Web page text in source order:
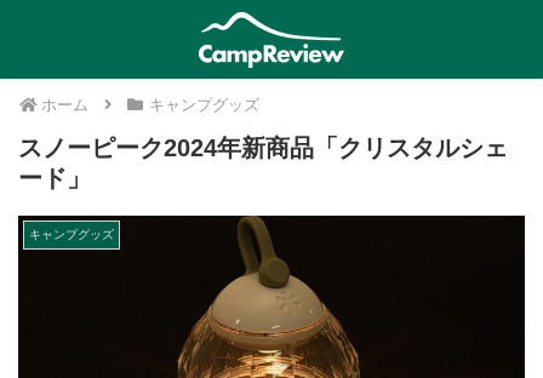
ホーム キャンプグッズ
スノーピーク2024年新商品「クリスタルシェ
ード」
キャンプグッズ